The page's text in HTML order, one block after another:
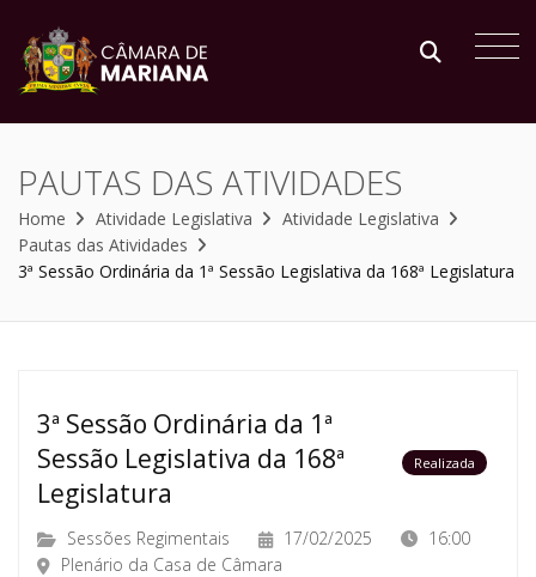
PAUTAS DAS ATIVIDADES
Home Atividade Legislativa
Atividade Legislativa
Pautas das Atividades
3ª Sessão Ordinária da 1ª Sessão Legislativa da 168ª Legislatura
3ª Sessão Ordinária da 1ª
Sessão Legislativa da 168ª
Legislatura
Realizada
Sessões Regimentais 17/02/2025
16:00
Plenário da Casa de Câmara